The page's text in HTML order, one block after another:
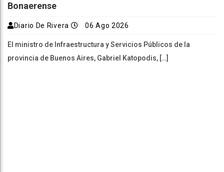
Bonaerense
Diario De Rivera 06 Ago 2026
El ministro de Infraestructura y Servicios Públicos de la
provincia de Buenos Aires, Gabriel Katopodis, […]